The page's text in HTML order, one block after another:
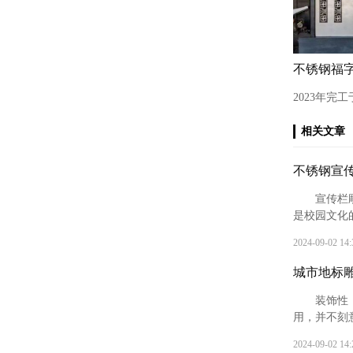
不锈钢福
2023年完工
相关文章
不锈钢宣
宣传栏
是校园文化
平台，提升
2024-09-02
城市地标
装饰性‌
用，并不刻
2024-09-02